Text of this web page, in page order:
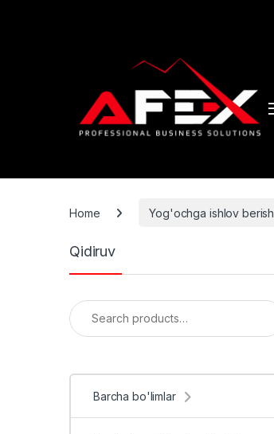
Home Yog'ochga ishlov berish
Qidiruv
Search for:
Barcha bo'limlar